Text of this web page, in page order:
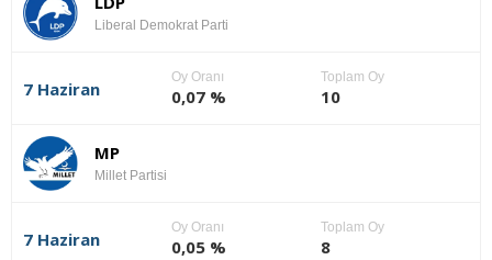
Liberal Demokrat Parti
7 Haziran
Oy Oranı
0,07 %
Toplam Oy
10
MP
Millet Partisi
7 Haziran
Oy Oranı
0,05 %
Toplam Oy
8